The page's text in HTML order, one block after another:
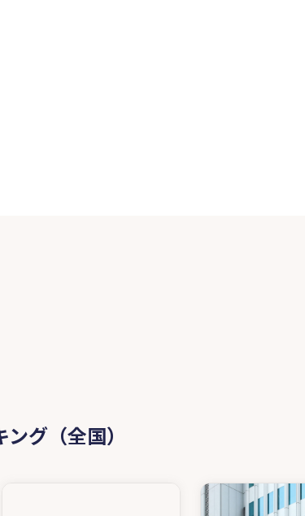
グ（全国）